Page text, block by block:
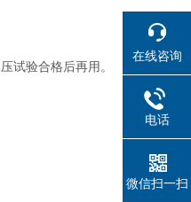
试验合格后再用。
在线咨询
电话
微信扫一扫